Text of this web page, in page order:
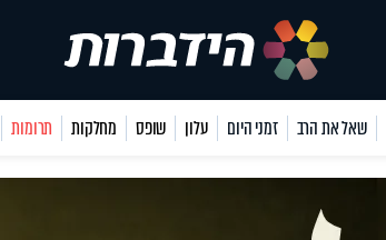
שאל את הרב זמני היום עלון שופס מחלקות תרומות